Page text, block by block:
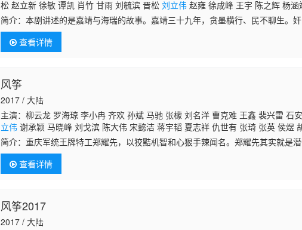
松 赵立新 徐敏 谭凯 肖竹 甘雨 刘毓滨 晋松刘立伟 赵雍 徐成峰 王宇 陈之辉 杨
海韵 三浦研一 穆泓屹 李婧 耿长军
简介：本剧讲述的是嘉靖与海瑞的故事。嘉靖三十九年，贪墨横行、民不聊生。
羽密布、权倾朝野，清官海瑞（黄志忠 饰）不惧强权，敢于向腐朽封建的皇权发
宝国 饰）练道
查看详情
风筝
2017 / 大陆
主演：柳云龙 罗海琼 李小冉 齐欢 孙斌 马驰 张檬 刘名洋 曹克难 王鑫 裴兴雷 石
立伟 谢承颖 马晓峰 刘戈滨 陈大伟 宋懿洁 蒋宇韬 夏志祥 仇世有 张琦 张英 侯煜
米多 孙丽军 沉浮 刘志云 李保国 王留胜 吴潇娜 张文东 王冠淇 程泓 李斌 宋梵常
光 邵敏 顾鑫 张捷 徐晟 王迅 宋金奇 苏晴 金潇 刘小翠 张红革 宋志安 朱海军 鄢佳
燕华 施琅 童晓梅 李昭 韩岚
简介：重庆军统王牌特工郑耀先，以狡黠机智和心狠手辣闻名。郑耀先其实就是
“风筝”，为了确保“风筝”像一把尖刀始终刺在敌人的心脏上，在最关键时刻给国民
不成为自己同
查看详情
风筝2017
2017 / 大陆